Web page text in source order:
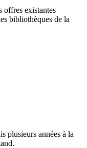
offres existantes
bibliothèques de la
plusieurs années à la